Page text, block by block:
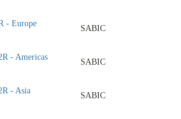
- Europe
SABIC
- Americas
SABIC
- Asia
SABIC